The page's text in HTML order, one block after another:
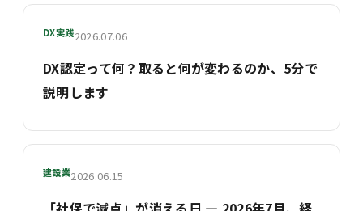
DX実践2026.07.06
DX認定って何？取ると何が変わるのか、5分で
説明します
建設業2026.06.15